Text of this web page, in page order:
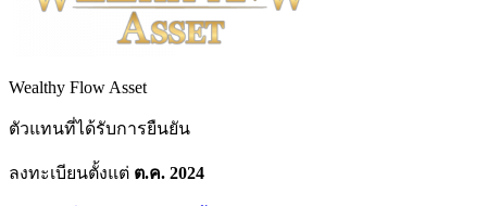
Wealthy Flow Asset
ตัวแทนที่ได้รับการยืนยัน
ลงทะเบียนตั้งแต่ ต.ค. 2024